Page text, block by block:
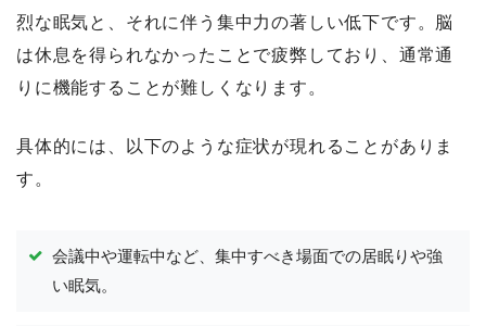
烈な眠気と、それに伴う集中力の著しい低下です。脳
は休息を得られなかったことで疲弊しており、通常通
りに機能することが難しくなります。
具体的には、以下のような症状が現れることがありま
す。
会議中や運転中など、集中すべき場面での居眠りや強
い眠気。